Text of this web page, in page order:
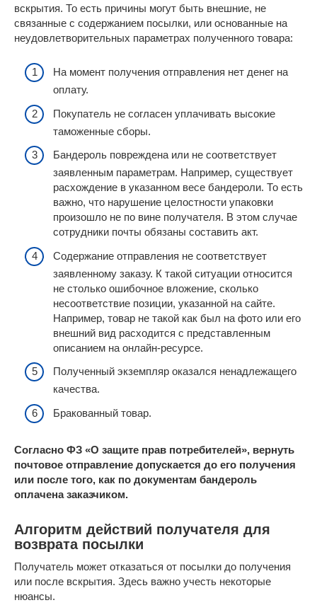
вскрытия. То есть причины могут быть внешние, не
связанные с содержанием посылки, или основанные на
неудовлетворительных параметрах полученного товара:
На момент получения отправления нет денег на
оплату.
Покупатель не согласен уплачивать высокие
таможенные сборы.
Бандероль повреждена или не соответствует
заявленным параметрам. Например, существует
расхождение в указанном весе бандероли. То есть
важно, что нарушение целостности упаковки
произошло не по вине получателя. В этом случае
сотрудники почты обязаны составить акт.
Содержание отправления не соответствует
заявленному заказу. К такой ситуации относится
не столько ошибочное вложение, сколько
несоответствие позиции, указанной на сайте.
Например, товар не такой как был на фото или его
внешний вид расходится с представленным
описанием на онлайн-ресурсе.
Полученный экземпляр оказался ненадлежащего
качества.
Бракованный товар.
Согласно ФЗ «О защите прав потребителей», вернуть
почтовое отправление допускается до его получения
или после того, как по документам бандероль
оплачена заказчиком.
Алгоритм действий получателя для
возврата посылки
Получатель может отказаться от посылки до получения
или после вскрытия. Здесь важно учесть некоторые
нюансы.